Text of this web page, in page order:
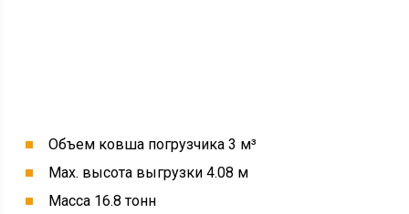
Объем ковша погрузчика 3 м³
Max. высота выгрузки 4.08 м
Масса 16.8 тонн